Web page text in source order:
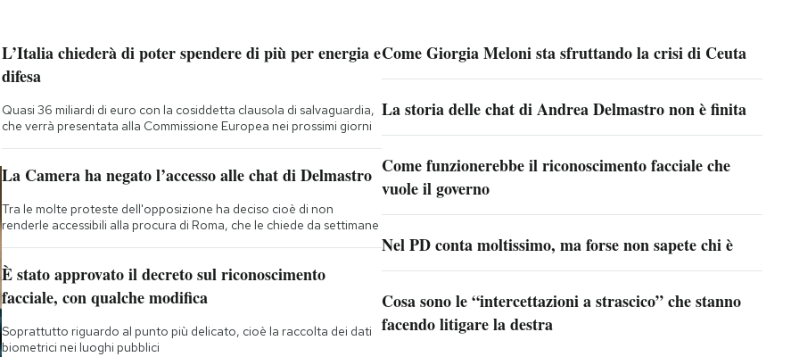
L’Italia chiederà di poter spendere di più per energia e
difesa
Quasi 36 miliardi di euro con la cosiddetta clausola di salvaguardia,
che verrà presentata alla Commissione Europea nei prossimi giorni
La Camera ha negato l’accesso alle chat di Delmastro
Tra le molte proteste dell'opposizione ha deciso cioè di non
renderle accessibili alla procura di Roma, che le chiede da settimane
È stato approvato il decreto sul riconoscimento
facciale, con qualche modifica
Soprattutto riguardo al punto più delicato, cioè la raccolta dei dati
biometrici nei luoghi pubblici
Come Giorgia Meloni sta sfruttando la crisi di Ceuta
La storia delle chat di Andrea Delmastro non è finita
Come funzionerebbe il riconoscimento facciale che
vuole il governo
Nel PD conta moltissimo, ma forse non sapete chi è
Cosa sono le “intercettazioni a strascico” che stanno
facendo litigare la destra